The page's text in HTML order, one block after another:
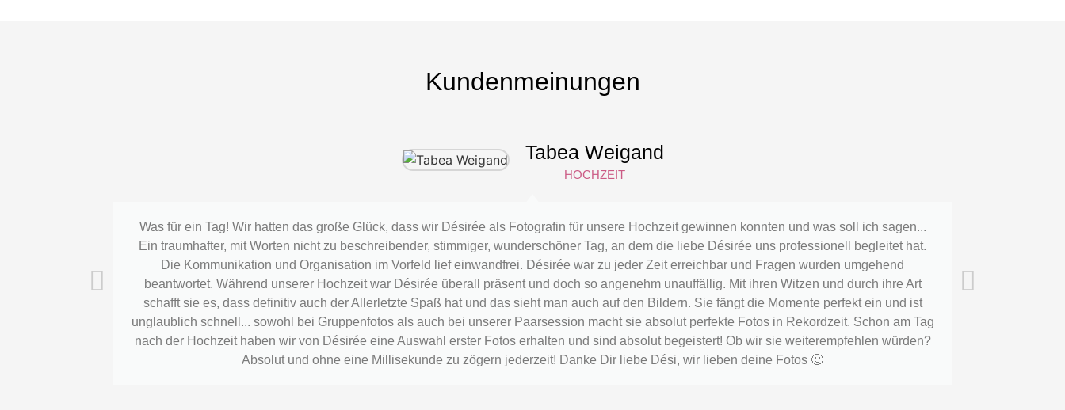
Kundenmeinungen
Was für ein Tag! Wir hatten das große Glück, dass wir Désirée als Fotografin für unsere Hochzeit gewinnen konnten und was soll ich sagen...
Ein traumhafter, mit Worten nicht zu beschreibender, stimmiger, wunderschöner Tag, an dem die liebe Désirée uns professionell begleitet hat.
Die Kommunikation und Organisation im Vorfeld lief einwandfrei. Désirée war zu jeder Zeit erreichbar und Fragen wurden umgehend
beantwortet. Während unserer Hochzeit war Désirée überall präsent und doch so angenehm unauffällig. Mit ihren Witzen und durch ihre Art
schafft sie es, dass definitiv auch der Allerletzte Spaß hat und das sieht man auch auf den Bildern. Sie fängt die Momente perfekt ein und ist
unglaublich schnell... sowohl bei Gruppenfotos als auch bei unserer Paarsession macht sie absolut perfekte Fotos in Rekordzeit. Schon am Tag
nach der Hochzeit haben wir von Désirée eine Auswahl erster Fotos erhalten und sind absolut begeistert! Ob wir sie weiterempfehlen würden?
Absolut und ohne eine Millisekunde zu zögern jederzeit! Danke Dir liebe Dési, wir lieben deine Fotos 🙂
Tabea Weigand
HOCHZEIT